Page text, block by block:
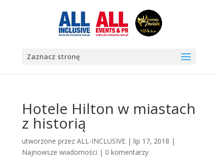
Zaznacz stronę
Hotele Hilton w miastach
z historią
utworzone przez ALL-INCLUSIVE| lip 17, 2018 |
Najnowsze wiadomości | 0 komentarzy